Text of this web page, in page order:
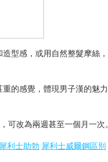
型感，或用自然整髮摩絲
的感覺，體現男子漢的魅力
可改為兩週甚至一個月一次
犀利士助勃 犀利士威爾鋼區別